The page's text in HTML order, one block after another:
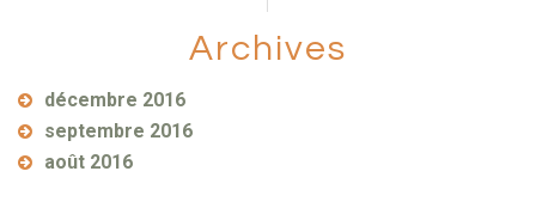
Archives
décembre 2016
septembre 2016
août 2016